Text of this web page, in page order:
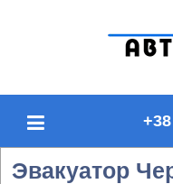
Эвакуатор